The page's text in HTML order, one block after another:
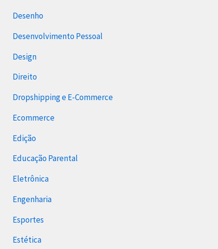
Desenho
Desenvolvimento Pessoal
Design
Direito
Dropshipping e E-Commerce
Ecommerce
Edição
Educação Parental
Eletrônica
Engenharia
Esportes
Estética